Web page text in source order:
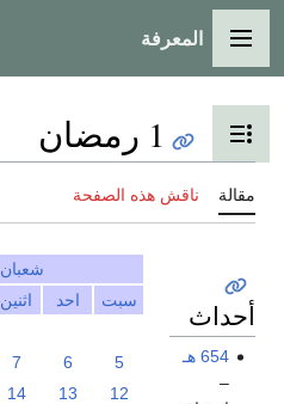
القائمة الرئيسية
المعرفة
تبديل عرض جدول المحتويات
1 رمضان
مقالة ناقش هذه الصفحة
شعبان
سبت
احد اثنين
5
6
7
12
13
14
أحداث
654 هـ
–